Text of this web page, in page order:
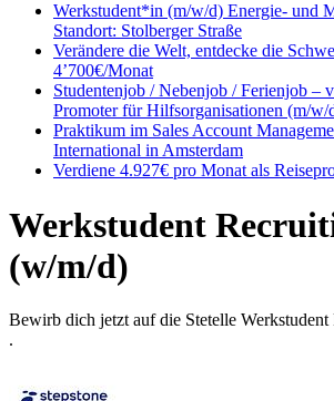
Werkstudent*in (m/w/d) Energie- und
Standort: Stolberger Straße
Verändere die Welt, entdecke die
4’700€/Monat
Studentenjob / Nebenjob / Ferienjob –
Promoter für Hilfsorganisationen (m/w/
Praktikum im Sales Account
International in Amsterdam
Verdiene 4.927€ pro Monat als
Werkstudent
(w/m/d)
Bewirb dich jetzt auf die Stetelle
.